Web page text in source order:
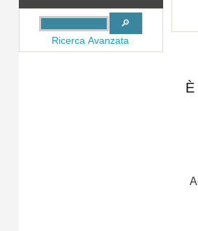
Ricerca Avanzata
È